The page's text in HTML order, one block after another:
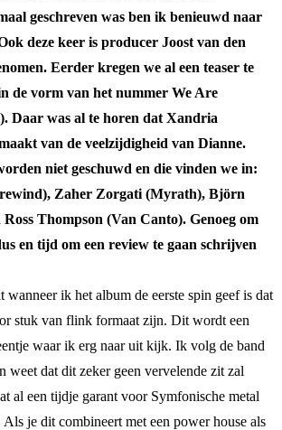
geschreven was ben ik benieuwd naar
deze keer is producer Joost van den
Eerder kregen we al een teaser te
de vorm van het nummer We Are
Daar was al te horen dat Xandria
van de veelzijdigheid van Dianne.
niet geschuwd en die vinden we in:
Zaher Zorgati (Myrath), Björn
Thompson (Van Canto). Genoeg om
en tijd om een review te gaan schrijven
wanneer ik het album de eerste spin geef is dat
stuk van flink formaat zijn. Dit wordt een
waar ik erg naar uit kijk. Ik volg de band
weet dat dit zeker geen vervelende zit zal
al een tijdje garant voor Symfonische metal
je dit combineert met een power house als